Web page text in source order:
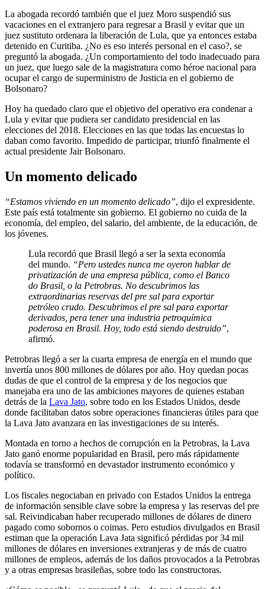
La abogada recordó también que el juez Moro suspendió sus
vacaciones en el extranjero para regresar a Brasil y evitar que un
juez sustituto ordenara la liberación de Lula, que ya entonces estaba
detenido en Curitiba. ¿No es eso interés personal en el caso?, se
preguntó la abogada. ¿Un comportamiento del todo inadecuado para
un juez, que luego sale de la magistratura como héroe nacional para
ocupar el cargo de superministro de Justicia en el gobierno de
Bolsonaro?
Hoy ha quedado claro que el objetivo del operativo era condenar a
Lula y evitar que pudiera ser candidato presidencial en las
elecciones del 2018. Elecciones en las que todas las encuestas lo
daban como favorito. Impedido de participar, triunfó finalmente el
actual presidente Jair Bolsonaro.
Un momento delicado
“Estamos viviendo en un momento delicado”, dijo el expresidente.
Este país está totalmente sin gobierno. El gobierno no cuida de la
economía, del empleo, del salario, del ambiente, de la educación, de
los jóvenes.
Lula recordó que Brasil llegó a ser la sexta economía
del mundo. “Pero ustedes nunca me oyeron hablar de
privatización de una empresa pública, como el Banco
do Brasil, o la Petrobras. No descubrimos las
extraordinarias reservas del pre sal para exportar
petróleo crudo. Descubrimos el pre sal para exportar
derivados, pera tener una industria petroquímica
poderosa en Brasil. Hoy, todo está siendo destruido”,
afirmó.
Petrobras llegó a ser la cuarta empresa de energía en el mundo que
invertía unos 800 millones de dólares por año. Hoy quedan pocas
dudas de que el control de la empresa y de los negocios que
manejaba era uno de las ambiciones mayores de quienes estaban
detrás de la Lava Jato, sobre todo en los Estados Unidos, desde
donde facilitaban datos sobre operaciones financieras útiles para que
la Lava Jato avanzara en las investigaciones de su interés.
Montada en torno a hechos de corrupción en la Petrobras, la Lava
Jato ganó enorme popularidad en Brasil, pero más rápidamente
todavía se transformó en devastador instrumento económico y
político.
Los fiscales negociaban en privado con Estados Unidos la entrega
de información sensible clave sobre la empresa y las reservas del pre
sal. Reivindicaban haber recuperado millones de dólares de dinero
pagado como sobornos o coimas. Pero estudios divulgados en Brasil
estiman que la operación Lava Jata significó pérdidas por 34 mil
millones de dólares en inversiones extranjeras y de más de cuatro
millones de empleos, además de los daños provocados a la Petrobras
y a otras empresas brasileñas, sobre todo las constructoras.